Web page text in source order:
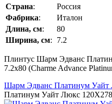
Страна:
Россия
Фабрика:
Италон
Длина, см:
80
Ширина, см: 7.2
Плинтус Шарм Эдванс
7.2x80 (Charme Advance
Шарм Эдванс Платинум Уайт
Платинум Уайт Люкс 120Х278